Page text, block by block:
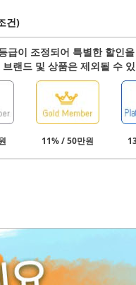
건)
급이 조정되어 특별한 할인을
랜드 및 상품은 제외될 수
11% / 50만원